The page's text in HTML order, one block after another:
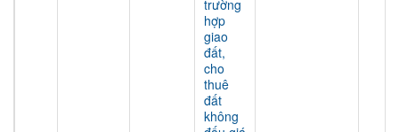
trường
hợp
giao
đất,
cho
thuê
đất
không